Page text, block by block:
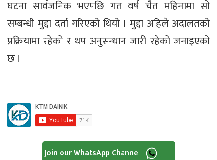
घटना सार्वजनिक भएपछि गत वर्ष चैत महिनामा सो
सम्बन्धी मुद्दा दर्ता गरिएको थियो । मुद्दा अहिले अदालतको
प्रक्रियामा रहेको र थप अनुसन्धान जारी रहेको जनाइएको
छ ।
Join our WhatsApp Channel